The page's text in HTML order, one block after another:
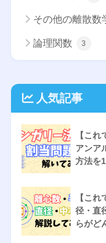
その他の離散数
論理関数 3
人気記事
【こ
アンア
方法を
【こ
径・直
らがど